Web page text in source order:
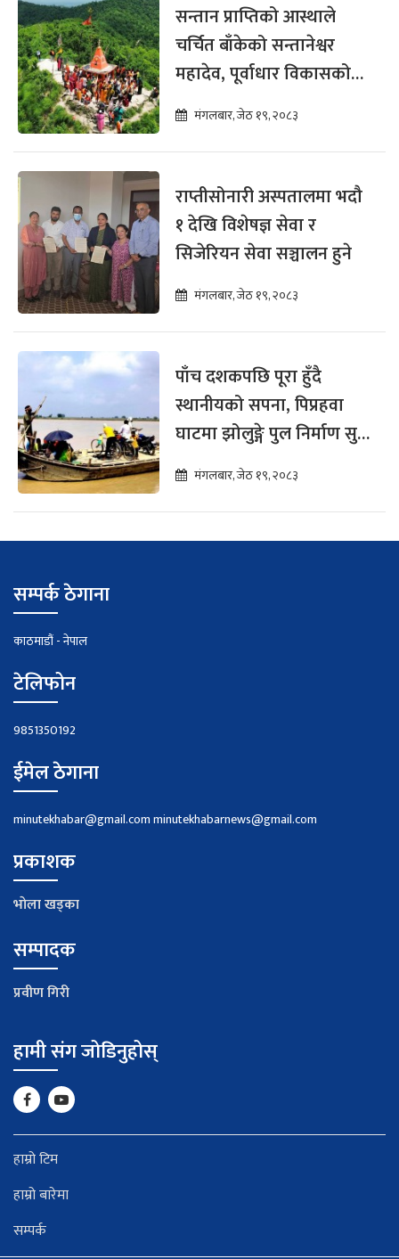
सन्तान प्राप्तिको आस्थाले
चर्चित बाँकेको सन्तानेश्वर
महादेव, पूर्वाधार विकासको
पर्खाइमामंगलबार, जेठ १९, २०८३
राप्तीसोनारी अस्पतालमा भदौ
१ देखि विशेषज्ञ सेवा र
सिजेरियन सेवा सञ्चालन हुने
मंगलबार, जेठ १९, २०८३
पाँच दशकपछि पूरा हुँदै
स्थानीयको सपना, पिप्रहवा
घाटमा झोलुङ्गे पुल निर्माण सुरु
हुँदै मंगलबार, जेठ १९, २०८३
सम्पर्क ठेगाना
काठमाडौं - नेपाल
टेलिफोन
9851350192
ईमेल ठेगाना
minutekhabar@gmail.comminutekhabarnews@gmail.com
प्रकाशक
भाेला खड्का
सम्पादक
प्रवीण गिरी
हामी संग जोडिनुहोस्
हाम्रो टिम
हाम्रो बारेमा
सम्पर्क